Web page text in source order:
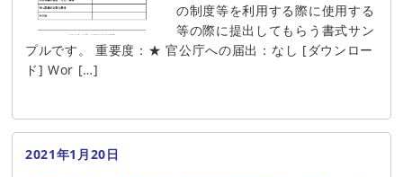
の制度等を利用する際に使用する
等の際に提出してもらう書式サン
プルです。 重要度：★ 官公庁への届出：なし [ダウンロー
ド] Wor […]
2021年1月20日